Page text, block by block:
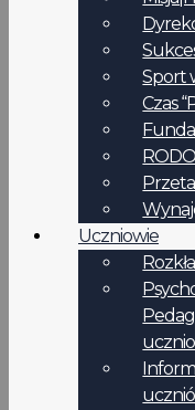
Sport
Czas
RODO
Uczniowie